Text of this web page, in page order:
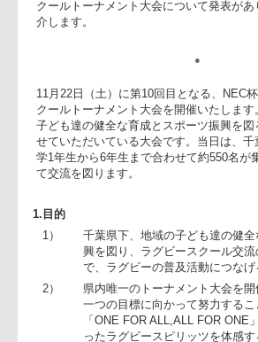
NECグリーンロケッツより、第10回
11月22日（土）に第10回目となる、
クールトーナメント大会を開催いた
子ども達の健全な育成とスポーツ振
て交流を図ります。
1）
千葉県下、地域の子ども達
興を図り、ラグビースクー
で、ラグビーの普及活動に